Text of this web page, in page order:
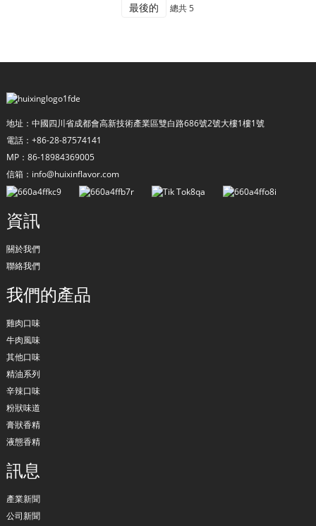
最後的
總共 5
地址：中國四川省成都會高新技術產業區雙白路686號2號大樓1樓1號
電話：+86-28-87574141
MP：86-18984369005
信箱：info@huixinflavor.com
資訊
關於我們
聯絡我們
我們的產品
雞肉口味
牛肉風味
其他口味
精油系列
辛辣口味
粉狀味道
膏狀香精
液態香精
訊息
產業新聞
公司新聞